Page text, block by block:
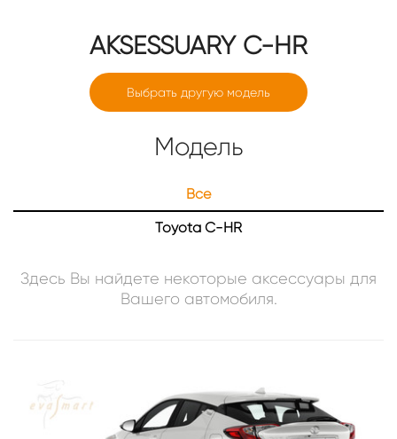
AKSESSUARYC-HR
Выбрать другую модель
Модель
Все
Toyota C-HR
Здесь Вы найдете некоторые аксессуары для
Вашего автомобиля.